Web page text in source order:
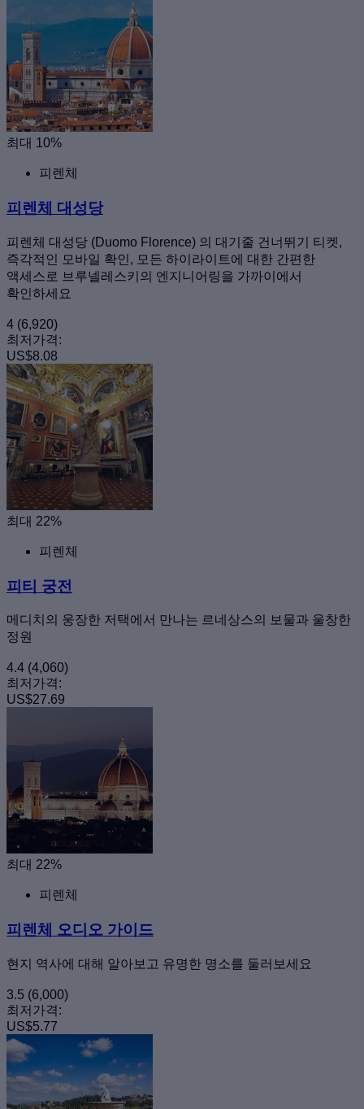
최대 10%
피렌체
피렌체 대성당
피렌체 대성당 (Duomo Florence) 의 대기줄 건너뛰기 티켓,
즉각적인 모바일 확인, 모든 하이라이트에 대한 간편한
액세스로 브루넬레스키의 엔지니어링을 가까이에서
확인하세요
4 (6,920)
최저가격:
US$8.08
최대 22%
피렌체
피티 궁전
메디치의 웅장한 저택에서 만나는 르네상스의 보물과 울창한
정원
4.4 (4,060)
최저가격:
US$27.69
최대 22%
피렌체
피렌체 오디오 가이드
현지 역사에 대해 알아보고 유명한 명소를 둘러보세요
3.5 (6,000)
최저가격:
US$5.77